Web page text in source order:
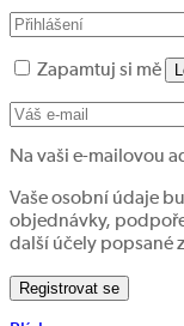
Zapamtuj si mě
Na vaši e-mailovou
Vaše osobní údaje
objednávky,
další účely popsané
Registrovat se